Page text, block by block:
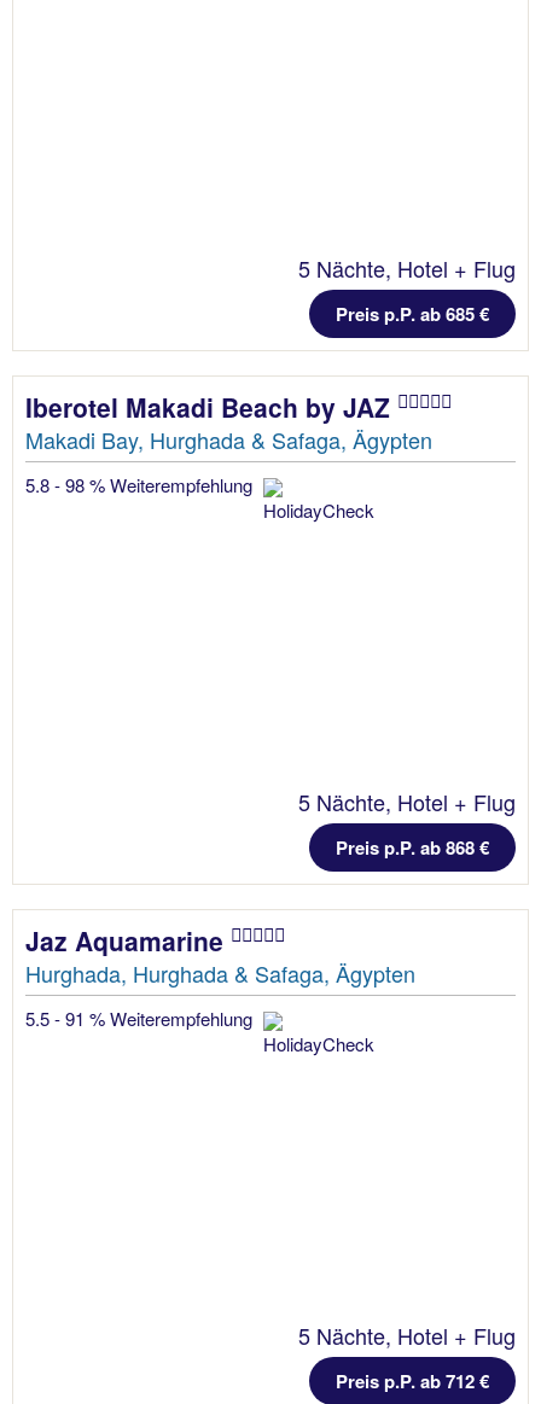
5 Nächte, Hotel + Flug
Preis p.P. ab 685 €
Iberotel Makadi Beach by JAZ
Makadi Bay, Hurghada & Safaga, Ägypten
5.8 - 98 % Weiterempfehlung
5 Nächte, Hotel + Flug
Preis p.P. ab 868 €
Jaz Aquamarine
Hurghada, Hurghada & Safaga, Ägypten
5.5 - 91 % Weiterempfehlung
5 Nächte, Hotel + Flug
Preis p.P. ab 712 €